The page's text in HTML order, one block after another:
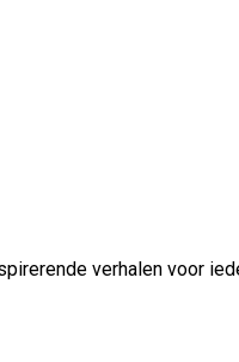
verhalen voor